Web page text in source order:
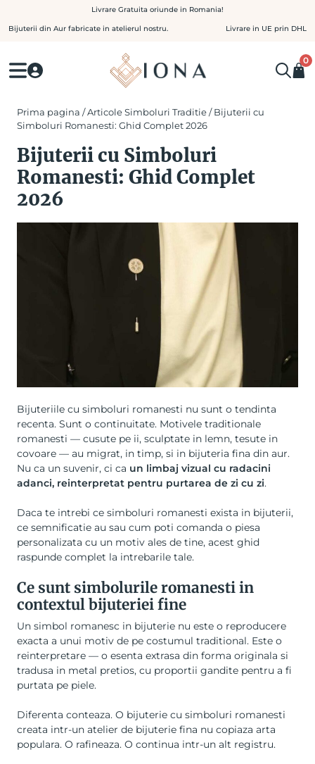
to
Livrare Gratuita oriunde in Romania!
Bijuterii din Aur fabricate in atelierul nostru. Livrare in UE prin DHL
0
Prima pagina /Articole Simboluri Traditie/ Bijuterii cu
Simboluri Romanesti: Ghid Complet 2026
Bijuterii cu Simboluri
Romanesti: Ghid Complet
2026
Bijuteriile cu simboluri romanesti nu sunt o tendinta
recenta. Sunt o continuitate. Motivele traditionale
romanesti — cusute pe ii, sculptate in lemn, tesute in
covoare — au migrat, in timp, si in bijuteria fina din aur.
Nu ca un suvenir, ci ca un limbaj vizual cu radacini
adanci, reinterpretat pentru purtarea de zi cu zi.
Daca te intrebi ce simboluri romanesti exista in bijuterii,
ce semnificatie au sau cum poti comanda o piesa
personalizata cu un motiv ales de tine, acest ghid
raspunde complet la intrebarile tale.
Ce sunt simbolurile romanesti in
contextul bijuteriei fine
Un simbol romanesc in bijuterie nu este o reproducere
exacta a unui motiv de pe costumul traditional. Este o
reinterpretare — o esenta extrasa din forma originala si
tradusa in metal pretios, cu proportii gandite pentru a fi
purtata pe piele.
Diferenta conteaza. O bijuterie cu simboluri romanesti
creata intr-un atelier de bijuterie fina nu copiaza arta
populara. O rafineaza. O continua intr-un alt registru.